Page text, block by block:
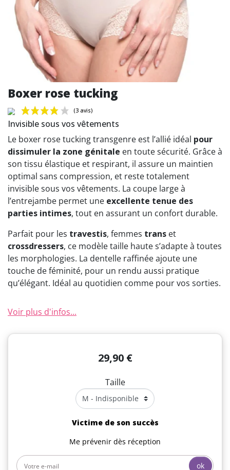
Boxer rose tucking
(3 avis)
Invisible sous vos vêtements
Le boxer rose tucking transgenre est l’allié idéal pour
dissimuler la zone génitale en toute sécurité. Grâce à
son tissu élastique et respirant, il assure un maintien
optimal sans compression, et reste totalement
invisible sous vos vêtements. La coupe large à
l’entrejambe permet une excellente tenue des
parties intimes, tout en assurant un confort durable.
Parfait pour les travestis, femmes trans et
crossdressers, ce modèle taille haute s’adapte à toutes
les morphologies. La dentelle raffinée ajoute une
touche de féminité, pour un rendu aussi pratique
qu’élégant. Idéal au quotidien comme pour vos sorties.
Voir plus d'infos...
29,90 €
Taille
Victime de son succès
Me prévenir dès réception
ok